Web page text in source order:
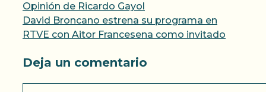
Opinión de Ricardo Gayol
David Broncano estrena su programa en
RTVE con Aitor Francesena como invitado
Deja un comentario